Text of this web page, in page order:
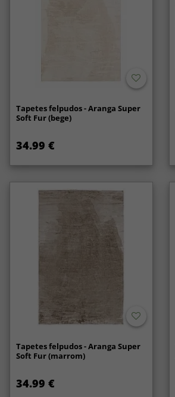
Tapetes felpudos - Aranga Super
Soft Fur (bege)
34.99 €
Tapetes felpudos - Aranga Super
Soft Fur (marrom)
34.99 €